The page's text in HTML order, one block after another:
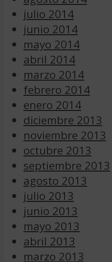
julio 2014
junio 2014
mayo 2014
abril 2014
marzo 2014
febrero 2014
enero 2014
diciembre 2013
noviembre 2013
octubre 2013
septiembre 2013
agosto 2013
julio 2013
junio 2013
mayo 2013
abril 2013
marzo 2013